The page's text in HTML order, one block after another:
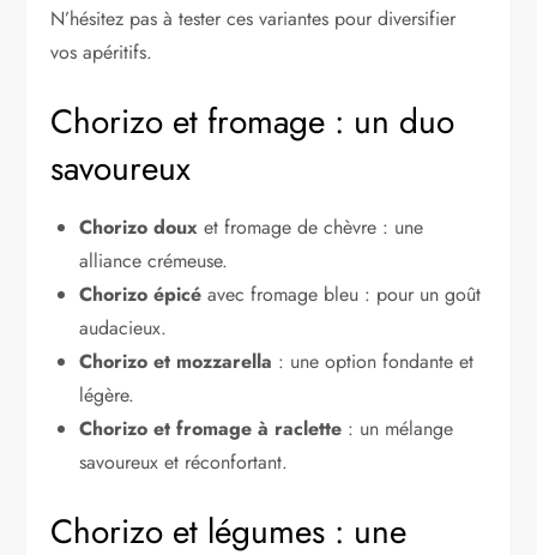
N’hésitez pas à tester ces variantes pour diversifier
vos apéritifs.
Chorizo et fromage : un duo
savoureux
Chorizo doux et fromage de chèvre : une
alliance crémeuse.
Chorizo épicé avec fromage bleu : pour un goût
audacieux.
Chorizo et mozzarella : une option fondante et
légère.
Chorizo et fromage à raclette : un mélange
savoureux et réconfortant.
Chorizo et légumes : une